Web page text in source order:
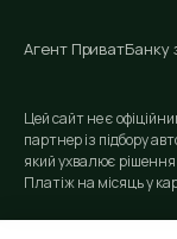
Агент ПриватБанку
Цей сайт не є
партнер із підбору
який ухвалює
Платіж на місяць у